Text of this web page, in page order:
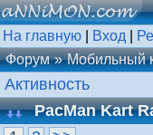
На главную Вход
Форум
Мобильный
Активность
PacMan Kart